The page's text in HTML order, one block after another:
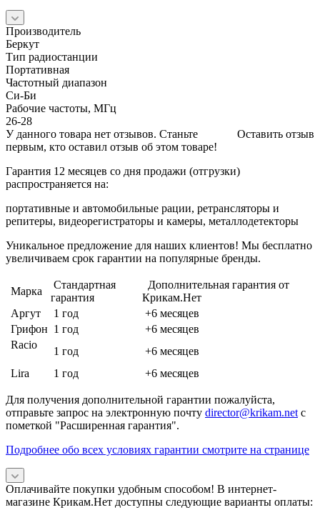
Производитель
Беркут
Тип радиостанции
Портативная
Частотный диапазон
Си-Би
Рабочие частоты, МГц
26-28
Оставить отзыв
У данного товара нет отзывов. Станьте
первым, кто оставил отзыв об этом товаре!
Гарантия 12 месяцев со дня продажи (отгрузки)
распространяется на:
портативные и автомобильные рации, ретрансляторы и
репитеры, видеорегистраторы и камеры, металлодетекторы
Уникальное предложение для наших клиентов! Мы бесплатно
увеличиваем срок гарантии на популярные бренды.
Марка
Стандартная
гарантия
Дополнительная гарантия от
Крикам.Нет
Аргут
1 год
+6 месяцев
Грифон 1 год
+6 месяцев
Racio
1 год
+6 месяцев
Lira
1 год +6 месяцев
Для получения дополнительной гарантии пожалуйста,
отправьте запрос на электронную почту director@krikam.net с
пометкой "Расширенная гарантия".
Подробнее обо всех условиях гарантии смотрите на странице
Оплачивайте покупки удобным способом! В интернет-
магазине Крикам.Нет доступны следующие варианты оплаты: